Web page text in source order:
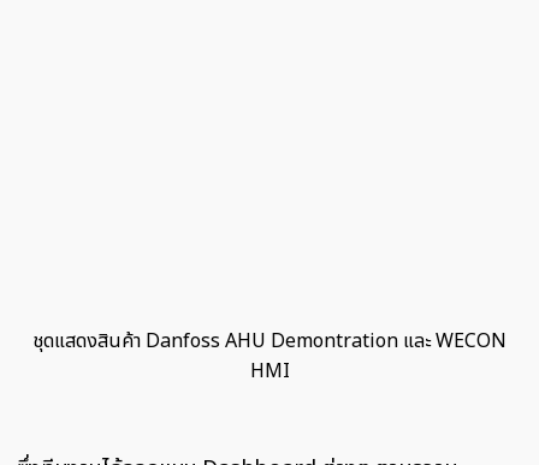
ชุดแสดงสินค้า Danfoss AHU Demontration และ WECON
HMI